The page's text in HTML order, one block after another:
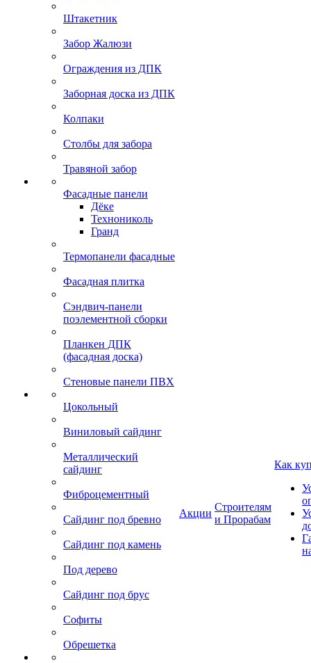
Штакетник
Забор Жалюзи
Ограждения из ДПК
Заборная доска из ДПК
Колпаки
Столбы для забора
Травяной забор
Фасадные панели
Дёке
Технониколь
Гранд
Термопанели фасадные
Фасадная плитка
Сэндвич-панели
поэлементной сборки
Планкен ДПК
(фасадная доска)
Стеновые панели ПВХ
Цокольный
Виниловый сайдинг
Металлический
сайдинг
Фиброцементный
Сайдинг под бревно
Сайдинг под камень
Под дерево
Сайдинг под брус
Софиты
Обрешетка
Акции
Строителям
и Прорабам
Как